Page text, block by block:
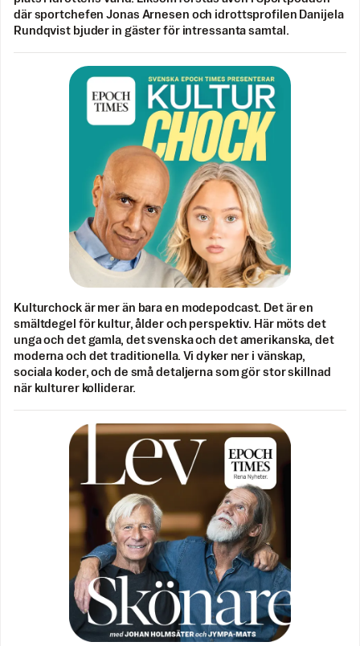
där sportchefen Jonas Arnesen och idrottsprofilen Danijela
Rundqvist bjuder in gäster för intressanta samtal.
Kulturchock är mer än bara en modepodcast. Det är en
smältdegel för kultur, ålder och perspektiv. Här möts det
unga och det gamla, det svenska och det amerikanska, det
moderna och det traditionella. Vi dyker ner i vänskap,
sociala koder, och de små detaljerna som gör stor skillnad
när kulturer kolliderar.